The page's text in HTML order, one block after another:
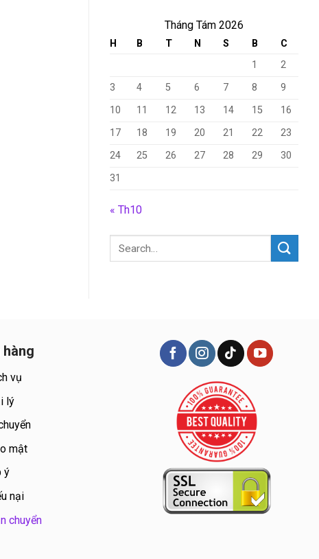
Tháng Tám 2026
H B T N S B
C
1
2
3
4 5 6 7 8
9
10
11 12 13 14 15
16
17
18 19 20 21 22
23
24
25 26 27 28 29
30
31
« Th10
vụ
lý
mật
ý
nại
chuyển